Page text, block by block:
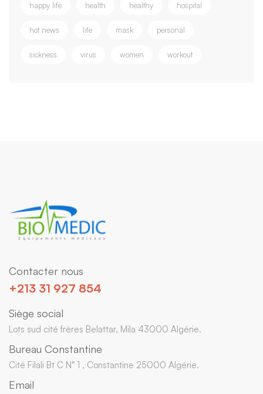
happy life health healthy hospital
hot news life mask personal
sickness virus women workout
Contacter nous
+213 31 927 854
Siège social
Lots sud cité frères Belattar, Mila 43000 Algérie.
Bureau Constantine
Cité Filali Bt C N° 1 , Constantine 25000 Algérie.
Email